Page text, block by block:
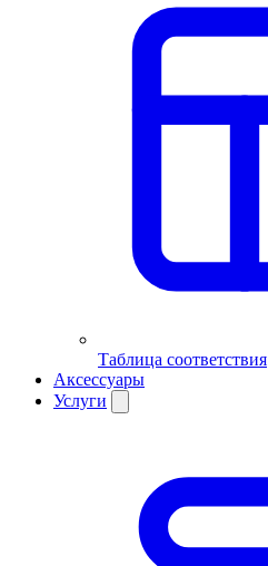
Таблица соответствия
Аксессуары
Услуги